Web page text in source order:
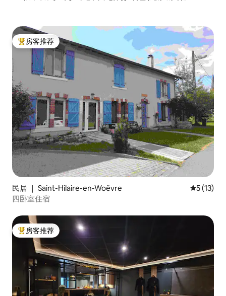
热门「房客推荐」
房客推荐
民居 ｜ Saint-Hilaire-en-Woëvre 平均评分
5 (13)
四卧室住宿
热门「房客推荐」
房客推荐